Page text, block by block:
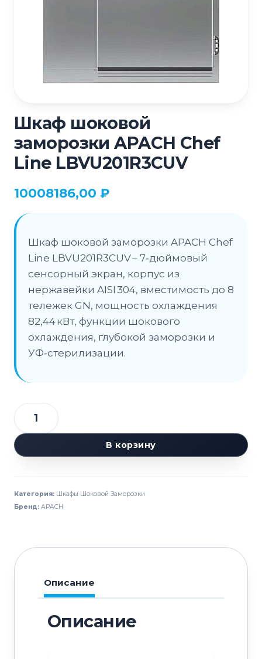
Шкаф шоковой
заморозки APACH Chef
Line LBVU201R3СUV
10008186,00 ₽
Шкаф шоковой заморозки APACH Chef
Line LBVU201R3СUV – 7‑дюймовый
сенсорный экран, корпус из
нержавейки AISI 304, вместимость до 8
тележек GN, мощность охлаждения
82,44 кВт, функции шокового
охлаждения, глубокой заморозки и
УФ‑стерилизации.
Количество
товара
Шкаф
заморозки
APACH
LBVU201R3СUV
В корзину
Категория: Шкафы Шоковой Заморозки
Бренд: APACH
Описание
Описание